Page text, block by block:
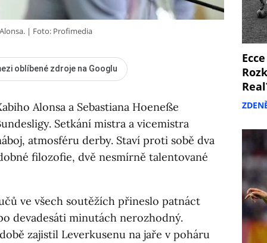
Foto: Profimedia
oblíbené zdroje na Googlu
Alonsa a Sebastiana Hoeneße
Setkání mistra a vicemistra
atmosféru derby. Staví proti sobě dva
filozofie, dvě nesmírně talentované
ve všech soutěžích přineslo patnáct
devadesáti minutách nerozhodný.
zajistil Leverkusenu na jaře v poháru